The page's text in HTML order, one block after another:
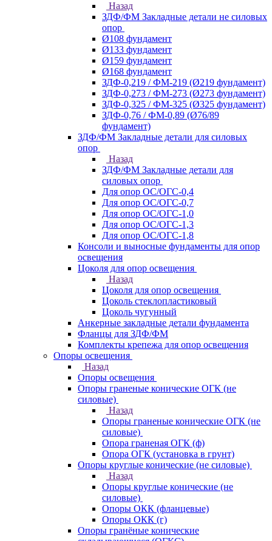
Назад
ЗДФ/ФМ Закладные детали не силовых
опор
Ø108 фундамент
Ø133 фундамент
Ø159 фундамент
Ø168 фундамент
ЗДФ-0,219 / ФМ-219 (Ø219 фундамент)
ЗДФ-0,273 / ФМ-273 (Ø273 фундамент)
ЗДФ-0,325 / ФМ-325 (Ø325 фундамент)
ЗДФ-0,76 / ФМ-0,89 (Ø76/89
фундамент)
ЗДФ/ФМ Закладные детали для силовых
опор
Назад
ЗДФ/ФМ Закладные детали для
силовых опор
Для опор ОС/ОГС-0,4
Для опор ОС/ОГС-0,7
Для опор ОС/ОГС-1,0
Для опор ОС/ОГС-1,3
Для опор ОС/ОГС-1,8
Консоли и выносные фундаменты для опор
освещения
Цоколя для опор освещения
Назад
Цоколя для опор освещения
Цоколь стеклопластиковый
Цоколь чугунный
Анкерные закладные детали фундамента
Фланцы для ЗДФ/ФМ
Комплекты крепежа для опор освещения
Опоры освещения
Назад
Опоры освещения
Опоры граненые конические ОГК (не
силовые)
Назад
Опоры граненые конические ОГК (не
силовые)
Опора граненая ОГК (ф)
Опора ОГК (установка в грунт)
Опоры круглые конические (не силовые)
Назад
Опоры круглые конические (не
силовые)
Опоры ОКК (фланцевые)
Опоры ОКК (г)
Опоры гранёные конические